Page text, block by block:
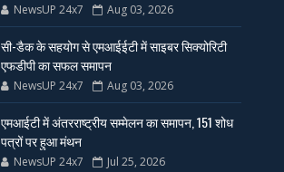
NewsUP 24x7 Aug 03, 2026
सी-डैक के सहयोग से एमआईईटी में साइबर सिक्योरिटी
एफडीपी का सफल समापन
NewsUP 24x7 Aug 03, 2026
एमआईटी में अंतरराष्ट्रीय सम्मेलन का समापन, 151 शोध
पत्रों पर हुआ मंथन
NewsUP 24x7 Jul 25, 2026